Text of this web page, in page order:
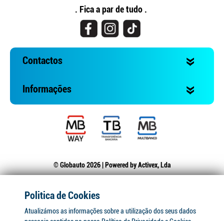
. Fica a par de tudo .
Contactos
Informações
© Globauto 2026 | Powered byActivex, Lda
Politica de Cookies
Atualizámos as informações sobre a utilização dos seus dados